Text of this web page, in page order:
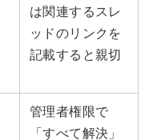
は関連するスレ
ッドのリンクを
記載すると親切
管理者権限で
「すべて解決」